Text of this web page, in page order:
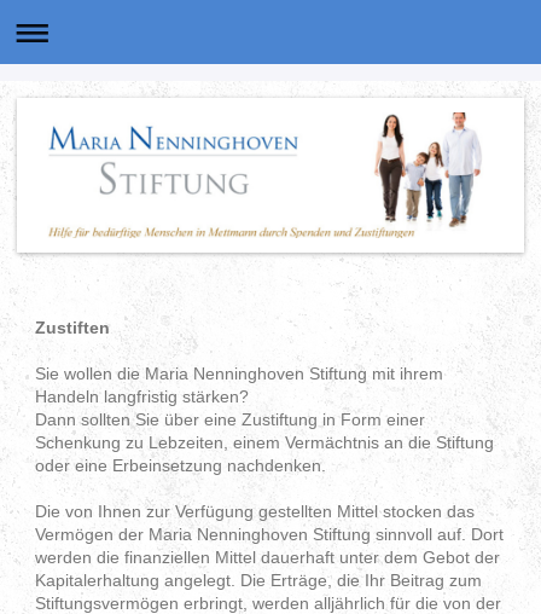
Zustiften
Sie wollen die Maria Nenninghoven Stiftung mit ihrem
Handeln langfristig stärken?
Dann sollten Sie über eine Zustiftung in Form einer
Schenkung zu Lebzeiten, einem Vermächtnis an die Stiftung
oder eine Erbeinsetzung nachdenken.
Die von Ihnen zur Verfügung gestellten Mittel stocken das
Vermögen der Maria Nenninghoven Stiftung sinnvoll auf. Dort
werden die finanziellen Mittel dauerhaft unter dem Gebot der
Kapitalerhaltung angelegt. Die Erträge, die Ihr Beitrag zum
Stiftungsvermögen erbringt, werden alljährlich für die von der